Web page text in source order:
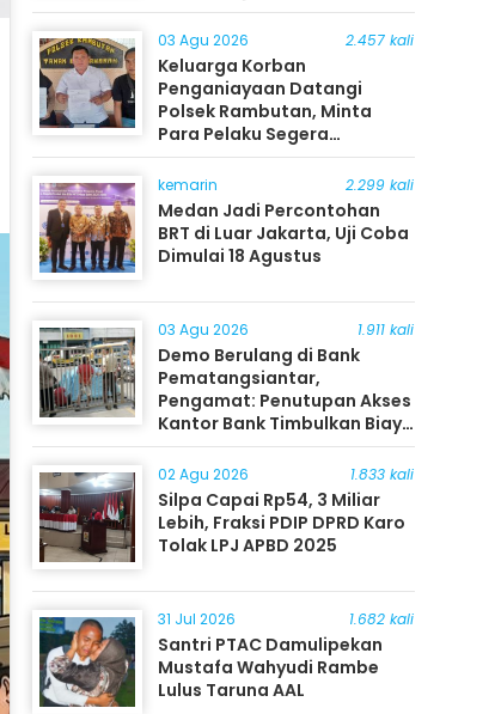
03 Agu 2026 2.457 kali
Keluarga Korban
Penganiayaan Datangi
Polsek Rambutan, Minta
Para Pelaku Segera
Ditangkap
kemarin 2.299 kali
Medan Jadi Percontohan
BRT di Luar Jakarta, Uji Coba
Dimulai 18 Agustus
03 Agu 2026 1.911 kali
Demo Berulang di Bank
Pematangsiantar,
Pengamat: Penutupan Akses
Kantor Bank Timbulkan Biaya
Ekonomi bagi Masyarakat
02 Agu 2026 1.833 kali
Silpa Capai Rp54, 3 Miliar
Lebih, Fraksi PDIP DPRD Karo
Tolak LPJ APBD 2025
31 Jul 2026 1.682 kali
Santri PTAC Damulipekan
Mustafa Wahyudi Rambe
Lulus Taruna AAL